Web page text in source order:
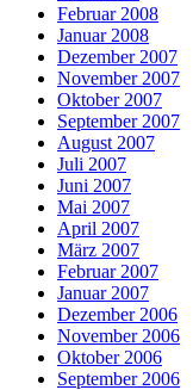
Februar 2008
Januar 2008
Dezember 2007
November 2007
Oktober 2007
September 2007
August 2007
Juli 2007
Juni 2007
Mai 2007
April 2007
März 2007
Februar 2007
Januar 2007
Dezember 2006
November 2006
Oktober 2006
September 2006